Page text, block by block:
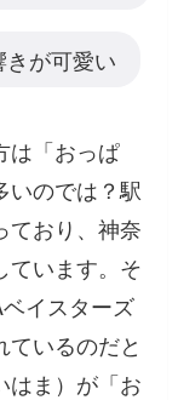
が可愛い
は「おっぱ
いのでは？駅
ており、神奈
ています。そ
イスターズ
いるのだと
はま）が「お